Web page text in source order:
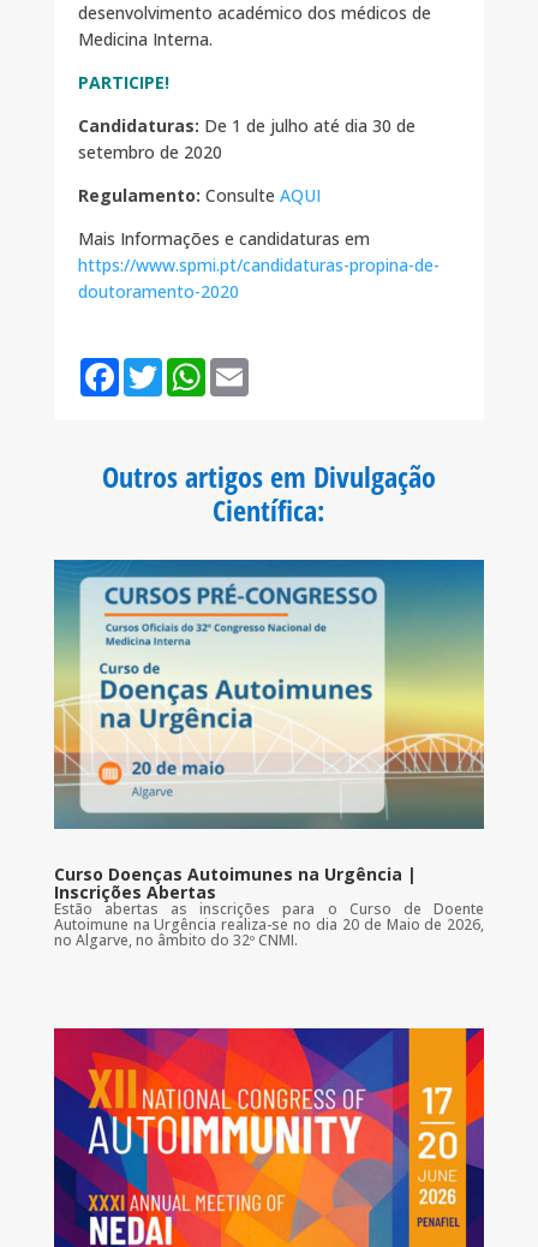
desenvolvimento académico dos médicos de
Medicina Interna.
PARTICIPE!
Candidaturas: De 1 de julho até dia 30 de
setembro de 2020
Regulamento: Consulte AQUI
Mais Informações e candidaturas em
https://www.spmi.pt/candidaturas-propina-de-
doutoramento-2020
F
o
T
w
r
W
A
p
p
E
Outros artigos em Divulgação
Científica:
Curso Doenças Autoimunes na Urgência |
Inscrições Abertas
Estão abertas as inscrições para o Curso de Doente
Autoimune na Urgência realiza-se no dia 20 de Maio de 2026,
no Algarve, no âmbito do 32º CNMI.